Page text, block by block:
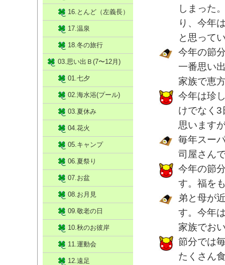
しまった
り、今年
と思って
今年の節
一番思い
家族で恵
今年は珍
けでなく3
思います
毎年スー
司屋さん
今年の節
す。福を
弟と母が
す。今年
家族でお
節分では
たくさん
16.とんど（左義長）
17.温泉
18.冬の旅行
03.思い出Ｂ(7〜12月)
01.七夕
02.海水浴(プール)
03.夏休み
04.花火
05.キャンプ
06.夏祭り
07.お盆
08.お月見
09.敬老の日
10.秋のお彼岸
11.運動会
12.遠足